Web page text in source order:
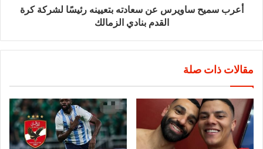
أعرب سميح ساويرس عن سعادته بتعيينه رئيسًا لشركة كرة
القدم بنادي الزمالك
مقالات ذات صلة